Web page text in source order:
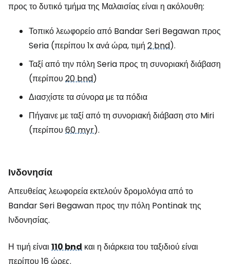
προς το δυτικό τμήμα της Μαλαισίας είναι η ακόλουθη:
Τοπικό λεωφορείο από Bandar Seri Begawan προς
Seria (περίπου 1x ανά ώρα, τιμή 2 bnd).
Ταξί από την πόλη Seria προς τη συνοριακή διάβαση
(περίπου 20 bnd)
Διασχίστε τα σύνορα με τα πόδια
Πήγαινε με ταξί από τη συνοριακή διάβαση στο Miri
(περίπου 60 myr).
Ινδονησία
Απευθείας λεωφορεία εκτελούν δρομολόγια από το
Bandar Seri Begawan προς την πόλη Pontinak της
Ινδονησίας.
Η τιμή είναι 110 bnd και η διάρκεια του ταξιδιού είναι
περίπου 16 ώρες.